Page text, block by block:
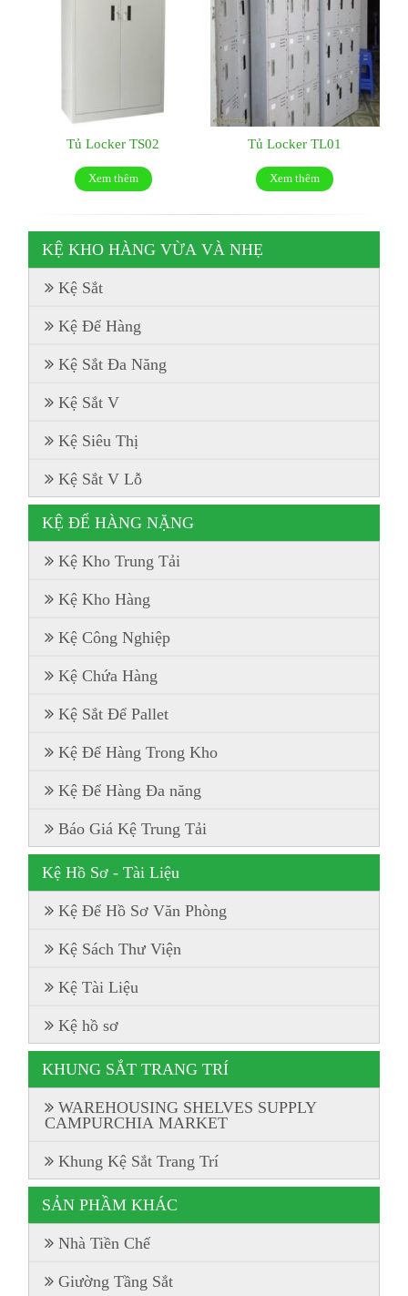
Tủ Locker TS02
Xem thêm
Tủ Locker TL01
Xem thêm
KỆ KHO HÀNG VỪA VÀ NHẸ
Kệ Sắt
Kệ Để Hàng
Kệ Sắt Đa Năng
Kệ Sắt V
Kệ Siêu Thị
Kệ Sắt V Lỗ
KỆ ĐỂ HÀNG NẶNG
Kệ Kho Trung Tải
Kệ Kho Hàng
Kệ Công Nghiệp
Kệ Chứa Hàng
Kệ Sắt Để Pallet
Kệ Để Hàng Trong Kho
Kệ Để Hàng Đa năng
Báo Giá Kệ Trung Tải
Kệ Hồ Sơ - Tài Liệu
Kệ Để Hồ Sơ Văn Phòng
Kệ Sách Thư Viện
Kệ Tài Liệu
Kệ hồ sơ
KHUNG SẮT TRANG TRÍ
WAREHOUSING SHELVES SUPPLY
CAMPURCHIA MARKET
Khung Kệ Sắt Trang Trí
SẢN PHẦM KHÁC
Nhà Tiền Chế
Giường Tầng Sắt